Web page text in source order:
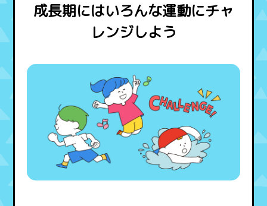
成長期にはいろんな運動にチャ
レンジしよう